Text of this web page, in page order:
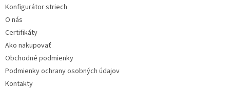
u
Konfigurátor striech
O nás
Certifikáty
Ako nakupovať
Obchodné podmienky
Podmienky ochrany osobných údajov
Kontakty